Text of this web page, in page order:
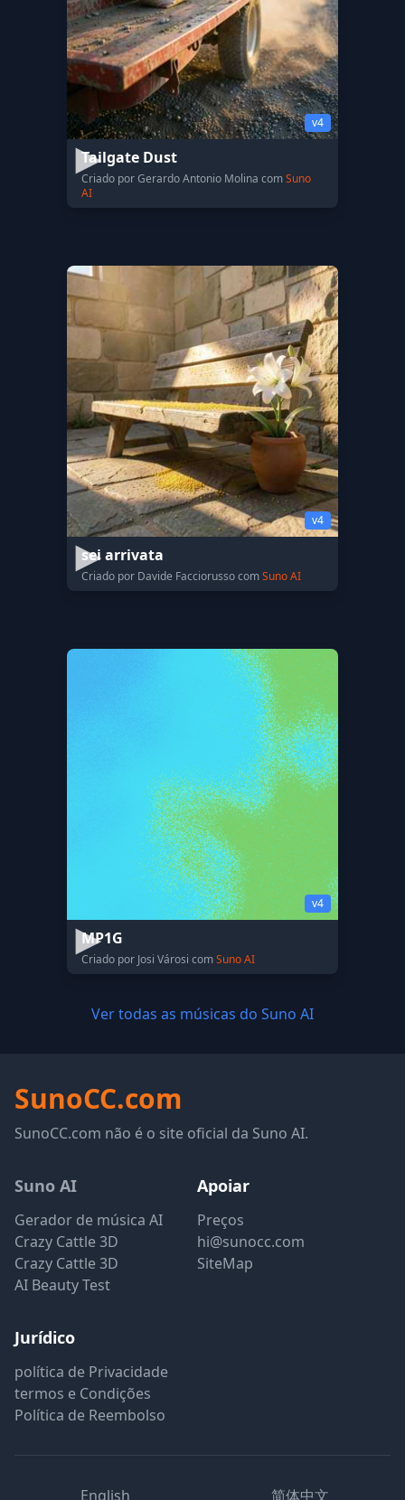
v4
Tailgate Dust
Criado por Gerardo Antonio Molina comSuno
AI
v4
sei arrivata
Criado por Davide Facciorusso comSuno AI
v4
MP1G
Criado por Josi Városi comSuno AI
Ver todas as músicas do Suno AI
SunoCC.com
SunoCC.com não é o site oficial da Suno AI.
Suno AI
Gerador de música AI
Crazy Cattle 3D
Crazy Cattle 3D
AI Beauty Test
Apoiar
Preços
hi@sunocc.com
SiteMap
Jurídico
política de Privacidade
termos e Condições
Política de Reembolso
English 简体中文